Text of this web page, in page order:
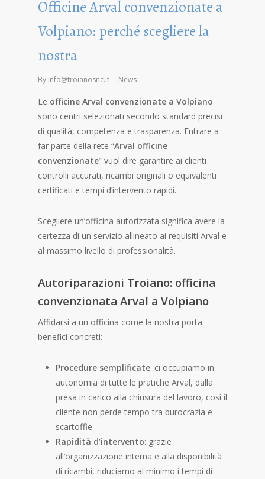
Officine Arval convenzionate a
Volpiano: perché scegliere la
nostra
By info@troianosnc.it News
Le officine Arval convenzionate a Volpiano
sono centri selezionati secondo standard precisi
di qualità, competenza e trasparenza. Entrare a
far parte della rete “Arval officine
convenzionate” vuol dire garantire ai clienti
controlli accurati, ricambi originali o equivalenti
certificati e tempi d’intervento rapidi.
Scegliere un’officina autorizzata significa avere la
certezza di un servizio allineato ai requisiti Arval e
al massimo livello di professionalità.
Autoriparazioni Troiano: officina
convenzionata Arval a Volpiano
Affidarsi a un officina come la nostra porta
benefici concreti:
Procedure semplificate: ci occupiamo in
autonomia di tutte le pratiche Arval, dalla
presa in carico alla chiusura del lavoro, così il
cliente non perde tempo tra burocrazia e
scartoffie.
Rapidità d’intervento: grazie
all’organizzazione interna e alla disponibilità
di ricambi, riduciamo al minimo i tempi di